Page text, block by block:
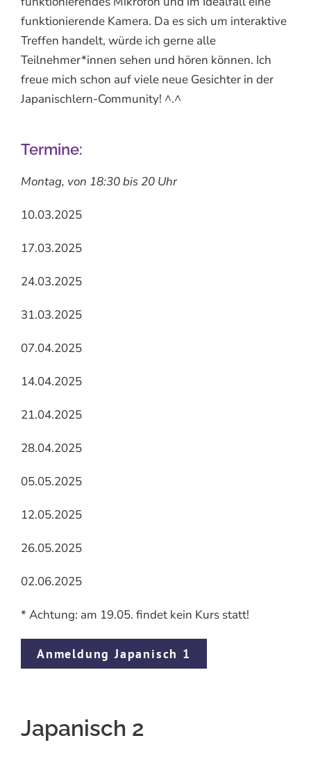
funktionierende Kamera. Da es sich um interaktive
Treffen handelt, würde ich gerne alle
Teilnehmer*innen sehen und hören können. Ich
freue mich schon auf viele neue Gesichter in der
Japanischlern-Community! ^.^
Termine:
Montag, von 18:30 bis 20 Uhr
10.03.2025
17.03.2025
24.03.2025
31.03.2025
07.04.2025
14.04.2025
21.04.2025
28.04.2025
05.05.2025
12.05.2025
26.05.2025
02.06.2025
* Achtung: am 19.05. findet kein Kurs statt!
Anmeldung Japanisch 1
Japanisch 2